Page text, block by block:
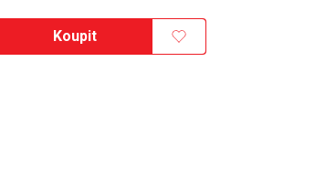
Koupit